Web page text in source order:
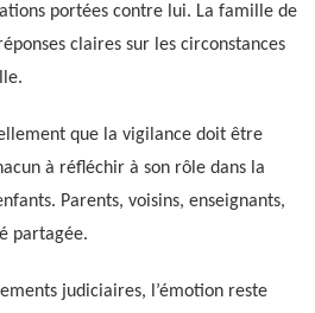
portées contre lui. La famille de
claires sur les circonstances
que la vigilance doit être
à réfléchir à son rôle dans la
Parents, voisins, enseignants,
partagée.
judiciaires, l’émotion reste